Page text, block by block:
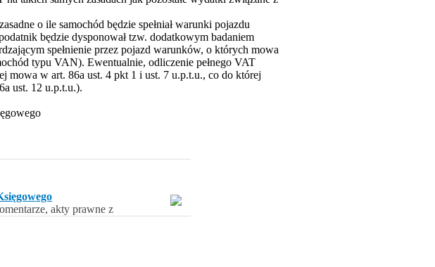
o ile samochód będzie spełniał warunki pojazdu
będzie dysponował tzw. dodatkowym badaniem
spełnienie przez pojazd warunków, o których mowa
typu VAN). Ewentualnie, odliczenie pełnego VAT
mowa w art. 86a ust. 4 pkt 1 i ust. 7 u.p.t.u., co do której
ust. 12 u.p.t.u.).
akty prawne z